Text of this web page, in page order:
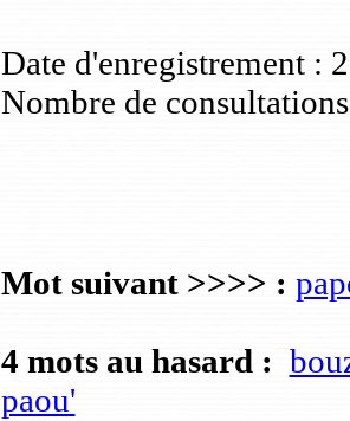
Date d'enregistrement :
Nombre de
Mot suivant >>>> :
4 mots au hasard :
paou'